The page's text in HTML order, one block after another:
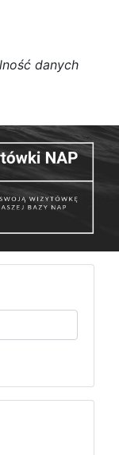
lność danych